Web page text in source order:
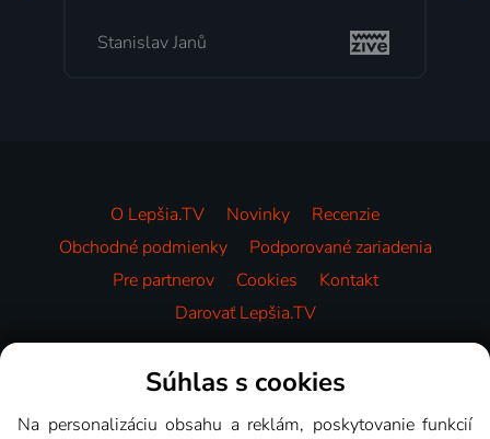
Stanislav Janů
O Lepšia.TV Novinky
Recenzie
Obchodné podmienky
Podporované zariadenia
Pre partnerov
Cookies
Kontakt
Darovať Lepšia.TV
Videotéka
Súhlas s cookies
Na personalizáciu obsahu a reklám, poskytovanie funkcií